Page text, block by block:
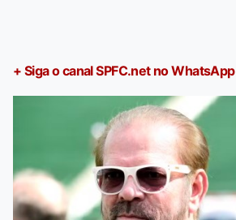
+ Siga o canal SPFC.net no WhatsApp